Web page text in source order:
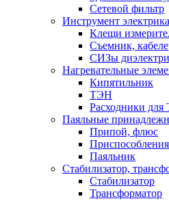
Сетевой фильтр
Инструмент
Клещи
Съемник,
СИЗы
Нагревательные
Кипятильник
ТЭН
Расходники
Паяльные
Припой, флюс
Паяльник
Стабилизатор,
Стабилизатор
Трансформатор